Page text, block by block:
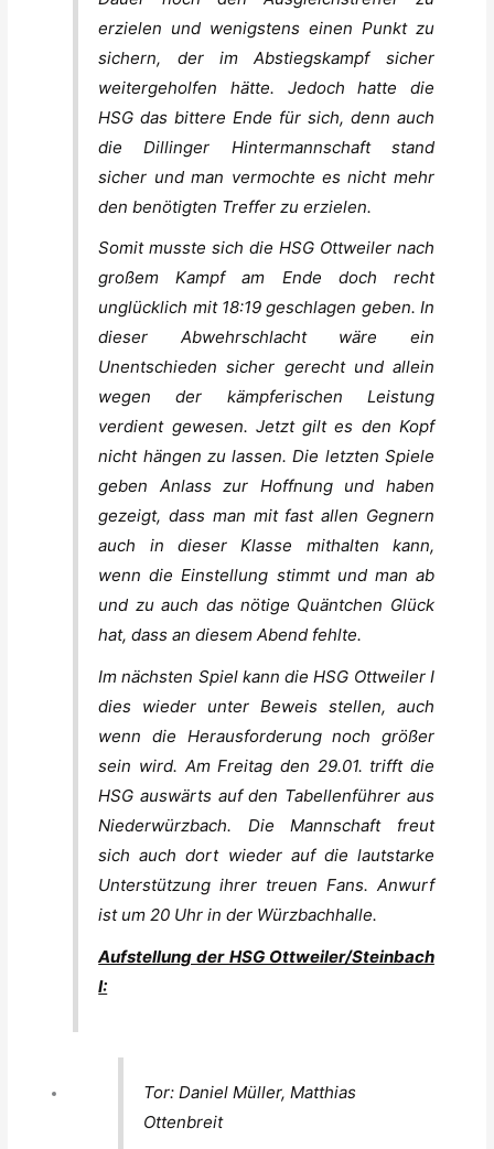
erzielen und wenigstens einen Punkt zu
sichern, der im Abstiegskampf sicher
weitergeholfen hätte. Jedoch hatte die
HSG das bittere Ende für sich, denn auch
die Dillinger Hintermannschaft stand
sicher und man vermochte es nicht mehr
den benötigten Treffer zu erzielen.
Somit musste sich die HSG Ottweiler nach
großem Kampf am Ende doch recht
unglücklich mit 18:19 geschlagen geben. In
dieser Abwehrschlacht wäre ein
Unentschieden sicher gerecht und allein
wegen der kämpferischen Leistung
verdient gewesen. Jetzt gilt es den Kopf
nicht hängen zu lassen. Die letzten Spiele
geben Anlass zur Hoffnung und haben
gezeigt, dass man mit fast allen Gegnern
auch in dieser Klasse mithalten kann,
wenn die Einstellung stimmt und man ab
und zu auch das nötige Quäntchen Glück
hat, dass an diesem Abend fehlte.
Im nächsten Spiel kann die HSG Ottweiler I
dies wieder unter Beweis stellen, auch
wenn die Herausforderung noch größer
sein wird. Am Freitag den 29.01. trifft die
HSG auswärts auf den Tabellenführer aus
Niederwürzbach. Die Mannschaft freut
sich auch dort wieder auf die lautstarke
Unterstützung ihrer treuen Fans. Anwurf
ist um 20 Uhr in der Würzbachhalle.
Aufstellung der HSG Ottweiler/Steinbach
I:
Tor: Daniel Müller, Matthias
Ottenbreit